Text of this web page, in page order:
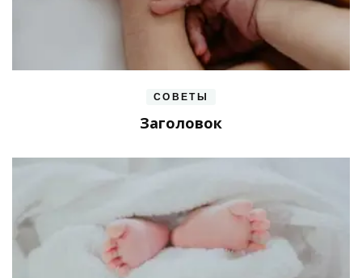
СОВЕТЫ
Заголовок